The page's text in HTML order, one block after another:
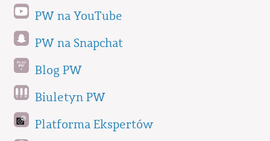
PW na YouTube
PW na Snapchat
Blog PW
Biuletyn PW
Platforma Ekspertów